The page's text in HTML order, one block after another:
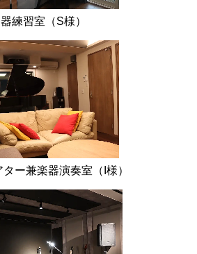
練習室（S様）
ー兼楽器演奏室（I様）